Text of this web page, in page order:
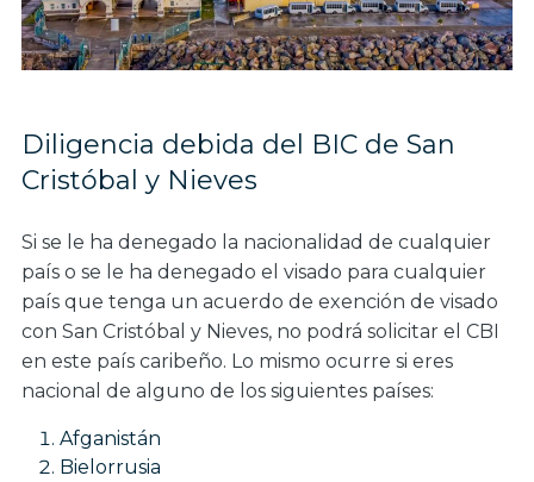
Diligencia debida del BIC de San
Cristóbal y Nieves
Si se le ha denegado la nacionalidad de cualquier
país o se le ha denegado el visado para cualquier
país que tenga un acuerdo de exención de visado
con San Cristóbal y Nieves, no podrá solicitar el CBI
en este país caribeño. Lo mismo ocurre si eres
nacional de alguno de los siguientes países:
Afganistán
Bielorrusia